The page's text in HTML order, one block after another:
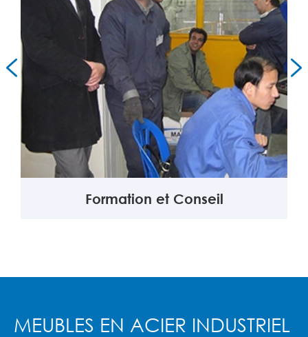
Formation et Conseil
 
MEUBLES EN ACIER INDUSTRIEL